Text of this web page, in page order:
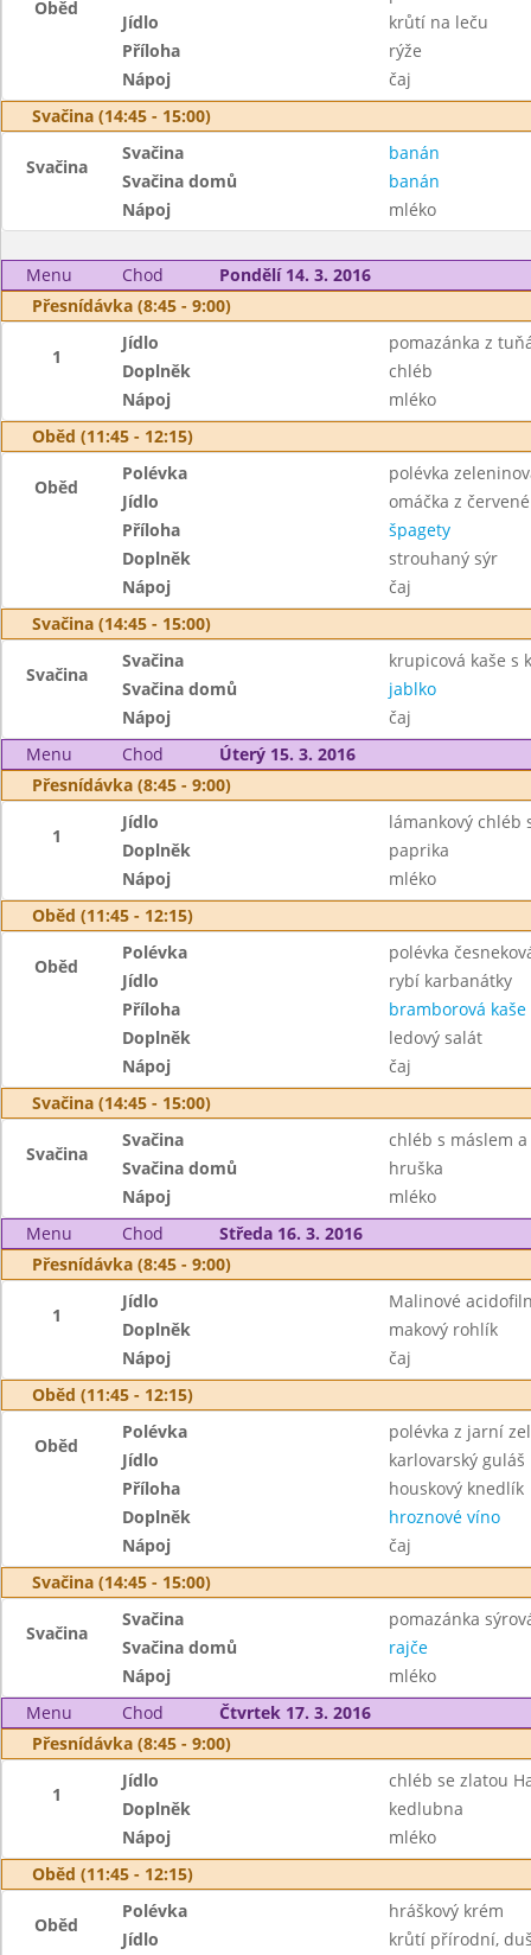
Oběd
Jídlo
krůtí na leču
Příloha
rýže
Nápoj
čaj
Svačina (14:45 - 15:00)
Svačina
Svačina
banán
Svačina domů
banán
Nápoj
mléko
Menu Chod
Pondělí 14. 3. 2016
Přesnídávka (8:45 - 9:00)
1
Jídlo
pomazánka z
Doplněk
chléb
Nápoj
mléko
Oběd (11:45 - 12:15)
Oběd
Polévka
polévka
Jídlo
omáčka z
Příloha
špagety
Doplněk
strouhaný sýr
Nápoj
čaj
Svačina (14:45 - 15:00)
Svačina
Svačina
krupicová kaše s
Svačina domů
jablko
Nápoj
čaj
Menu
Chod
Úterý 15. 3. 2016
Přesnídávka (8:45 - 9:00)
1
Jídlo
lámankový chléb
Doplněk
paprika
Nápoj
mléko
Oběd (11:45 - 12:15)
Oběd
Polévka
polévka
Jídlo
rybí karbanátky
Příloha
bramborová kaše
Doplněk
ledový salát
Nápoj
čaj
Svačina (14:45 - 15:00)
Svačina
Svačina
chléb s máslem
Svačina domů
hruška
Nápoj
mléko
Menu
Chod
Středa 16. 3. 2016
Přesnídávka (8:45 - 9:00)
1
Jídlo
Malinové
Doplněk
makový rohlík
Nápoj
čaj
Oběd (11:45 - 12:15)
Oběd
Polévka
polévka z jarní
Jídlo
karlovarský guláš
Příloha
houskový knedlík
Doplněk
hroznové víno
Nápoj
čaj
Svačina (14:45 - 15:00)
Svačina
Svačina
pomazánka
Svačina domů
rajče
Nápoj
mléko
Menu
Chod
Čtvrtek 17. 3. 2016
Přesnídávka (8:45 - 9:00)
1
Jídlo
chléb se zlatou
Doplněk
kedlubna
Nápoj
mléko
Oběd (11:45 - 12:15)
Oběd
Polévka
hráškový krém
Jídlo
krůtí přírodní,